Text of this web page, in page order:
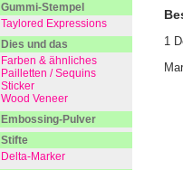
1
Gummi-Stempel
Taylored Expressions
Dies und das
Farben & ähnliches
Pailletten / Sequins
Sticker
Wood Veneer
Embossing-Pulver
Stifte
Delta-Marker